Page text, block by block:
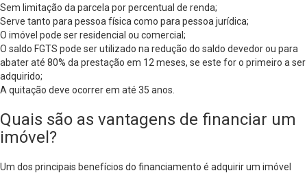
Sem limitação da parcela por percentual de renda;
Serve tanto para pessoa física como para pessoa jurídica;
O imóvel pode ser residencial ou comercial;
O saldo FGTS pode ser utilizado na redução do saldo devedor ou para
abater até 80% da prestação em 12 meses, se este for o primeiro a ser
adquirido;
A quitação deve ocorrer em até 35 anos.
Quais são as vantagens de financiar um
imóvel?
Um dos principais benefícios do financiamento é adquirir um imóvel